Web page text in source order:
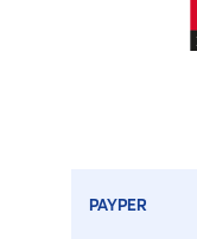
PAYPER